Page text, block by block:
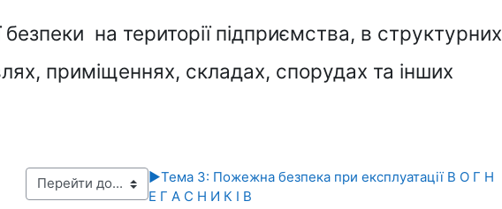
на території підприємства, в структурних
приміщеннях, складах, спорудах та інших
▶︎Тема 3: Пожежна безпека при експлуатації В О Г Н
Е Г А С Н И К І В